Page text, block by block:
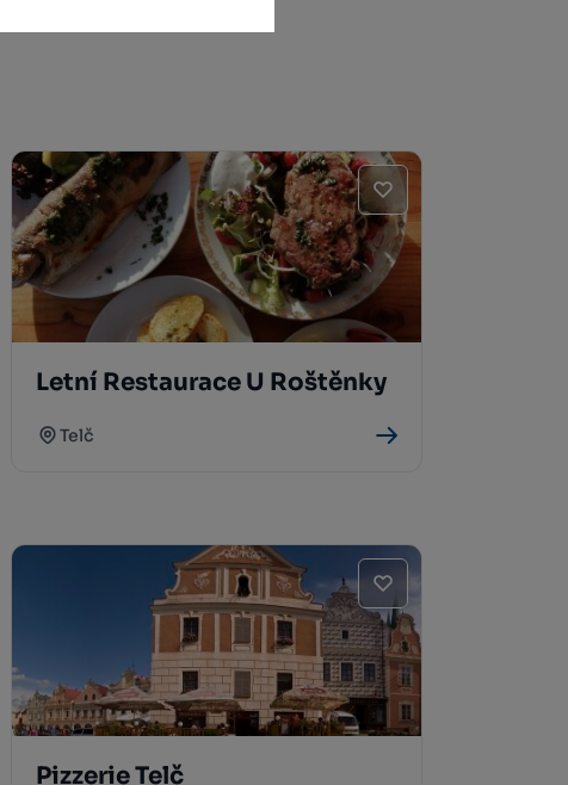
Letní Restaurace U Roštěnky
Telč
Pizzerie Telč